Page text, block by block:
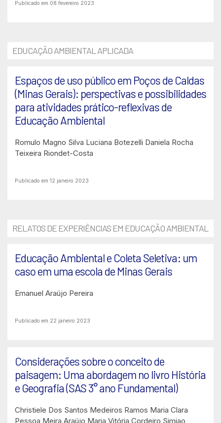
Publicado em 08 fevereiro 2023
EDUCAÇÃO AMBIENTAL APLICADA
Espaços de uso público em Poços de Caldas
(Minas Gerais): perspectivas e possibilidades
para atividades prático-reflexivas de
Educação Ambiental
Romulo Magno Silva Luciana Botezelli Daniela Rocha
Teixeira Riondet-Costa
Publicado em 12 janeiro 2023
RELATOS DE EXPERIÊNCIAS EM EDUCAÇÃO AMBIENTAL
Educação Ambiental e Coleta Seletiva: um
caso em uma escola de Minas Gerais
Emanuel Araújo Pereira
Publicado em 22 janeiro 2023
Considerações sobre o conceito de
paisagem: Uma abordagem no livro História
e Geografia (SAS 3° ano Fundamental)
Christiele Dos Santos Medeiros Ramos Maria Clara
Pessoa Meira Araújo Maria Vitória Cordeiro Simiao